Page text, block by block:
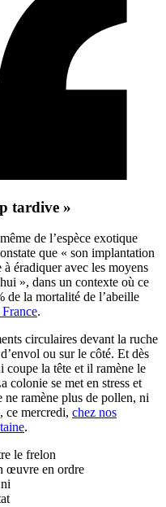
tardive »
de l’espèce exotique
que « son implantation
éradiquer avec les moyens
», dans un contexte où ce
de la mortalité de l’abeille
.
circulaires devant la ruche
ou sur le côté. Et dès
coupe la tête et il ramène le
colonie se met en stress et
ne ramène plus de pollen, ni
ce mercredi, chez nos
.
le frelon
œuvre en ordre